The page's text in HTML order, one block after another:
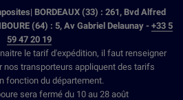
BORDEAUX (33) : 261, Bvd Alfred
(64) : 5, Av Gabriel Delaunay - +33 5
59 47 20 19
le tarif d'expédition, il faut renseigner
nos transporteurs appliquent des tarifs
fonction du département.
sera fermé du 10 au 28 août